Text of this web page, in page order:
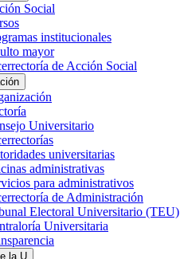
Social
institucionales
mayor
de Acción Social
Universitario
universitarias
administrativas
para administrativos
de Administración
Electoral Universitario (TEU)
Universitaria
la U